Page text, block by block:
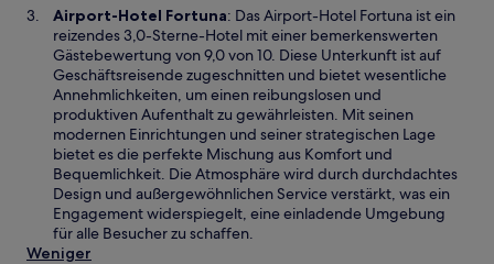
e
ö
f
f
n
e
t
n
e
u
e
n
F
e
n
s
t
e
r
Airport-Hotel FortunaW
i
r
d
i
n
e
i
n
e
m
n
: Das Airport-Hotel Fortuna ist ein
reizendes 3,0-Sterne-Hotel mit einer bemerkenswerten
Gästebewertung von 9,0 von 10. Diese Unterkunft ist auf
Geschäftsreisende zugeschnitten und bietet wesentliche
Annehmlichkeiten, um einen reibungslosen und
produktiven Aufenthalt zu gewährleisten. Mit seinen
modernen Einrichtungen und seiner strategischen Lage
bietet es die perfekte Mischung aus Komfort und
Bequemlichkeit. Die Atmosphäre wird durch durchdachtes
Design und außergewöhnlichen Service verstärkt, was ein
Engagement widerspiegelt, eine einladende Umgebung
für alle Besucher zu schaffen.
Weniger